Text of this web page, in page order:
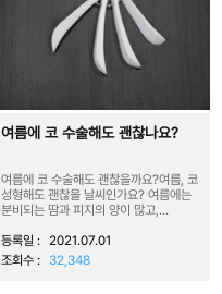
여름에 코 수술해도 괜찮나요?
여름에 코 수술해도 괜찮을까요?여름, 코
성형해도 괜찮을 날씨인가요? 여름에는
분비되는 땀과 피지의 양이 많고,...
등록일 : 2021.07.01
조회수 :
32,348